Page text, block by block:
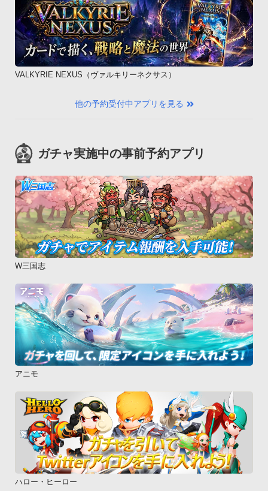
VALKYRIE NEXUS（ヴァルキリーネクサス）
他の予約受付中アプリを見る
ガチャ実施中の事前予約アプリ
W三国志
アニモ
ハロー・ヒーロー